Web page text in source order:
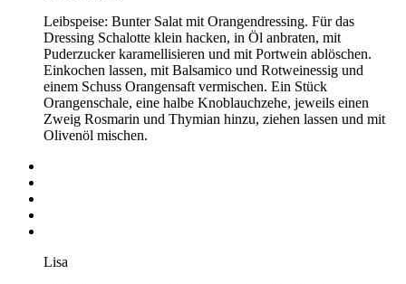
Leibspeise: Bunter Salat mit Orangendressing. Für das
Dressing Schalotte klein hacken, in Öl anbraten, mit
Puderzucker karamellisieren und mit Portwein ablöschen.
Einkochen lassen, mit Balsamico und Rotweinessig und
einem Schuss Orangensaft vermischen. Ein Stück
Orangenschale, eine halbe Knoblauchzehe, jeweils einen
Zweig Rosmarin und Thymian hinzu, ziehen lassen und mit
Olivenöl mischen.
Lisa